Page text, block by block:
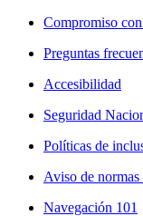
Compromiso
Preguntas
Accesibilidad
Seguridad
Políticas de
Aviso de
Navegación 101